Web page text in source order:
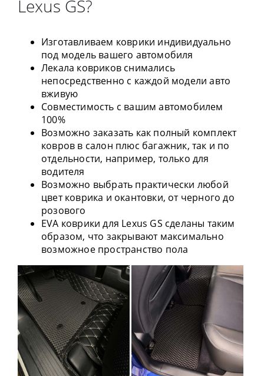
Lexus GS?
Изготавливаем коврики индивидуально
под модель вашего автомобиля
Лекала ковриков снимались
непосредственно с каждой модели авто
вживую
Совместимость с вашим автомобилем
100%
Возможно заказать как полный комплект
ковров в салон плюс багажник, так и по
отдельности, например, только для
водителя
Возможно выбрать практически любой
цвет коврика и окантовки, от черного до
розового
EVA коврики для Lexus GS сделаны таким
образом, что закрывают максимально
возможное пространство пола